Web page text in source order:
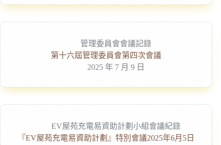
管理委員會會議記錄
第十六屆管理委員會第四次會議
2025 年 7 月 9 日
EV屋苑充電易資助計劃小組會議紀錄
『EV屋苑充電易資助計劃』特別會議2025年6月5日